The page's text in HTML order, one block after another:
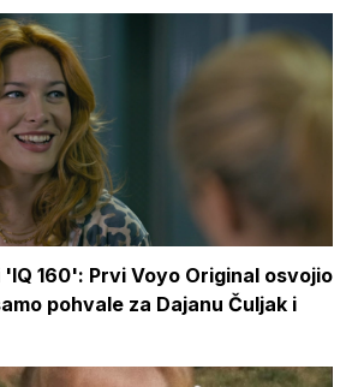
160': Prvi Voyo Original osvojio
pohvale za Dajanu Čuljak i